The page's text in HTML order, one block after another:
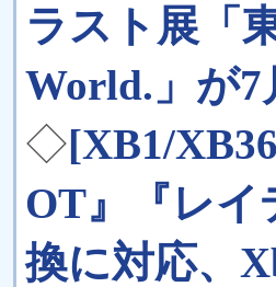
ラスト展「
World.」が7
◇[XB1/
OT』『レイ
換に対応、